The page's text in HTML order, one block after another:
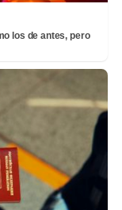
los de antes, pero